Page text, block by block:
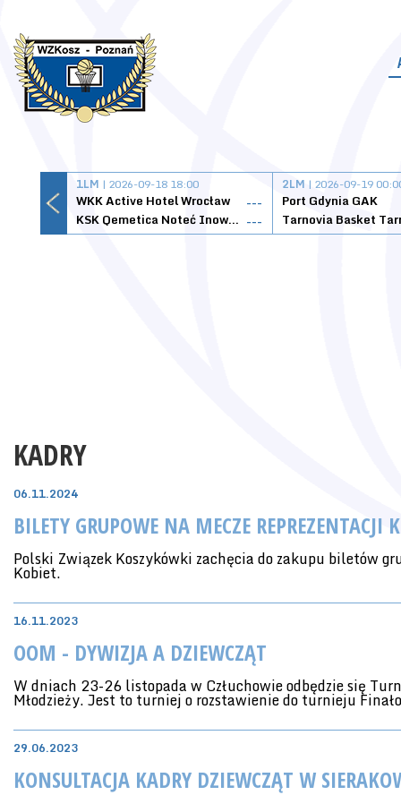
1LM | 2026-09-18 18:00
WKK Active Hotel Wrocław
---
KSK Qemetica Noteć Inowrocław ---
2LM | 2026-09-19
Port Gdynia GAK
KADRY
06.11.2024
BILETY GRUPOWE NA MECZE REPREZENTACJI
Polski Związek Koszykówki zachęcia do zakupu biletów
Kobiet.
16.11.2023
OOM - DYWIZJA A DZIEWCZĄT
W dniach 23-26 listopada w Człuchowie odbędzie się
Młodzieży. Jest to turniej o rozstawienie do turnieju
29.06.2023
KONSULTACJA KADRY DZIEWCZĄT W